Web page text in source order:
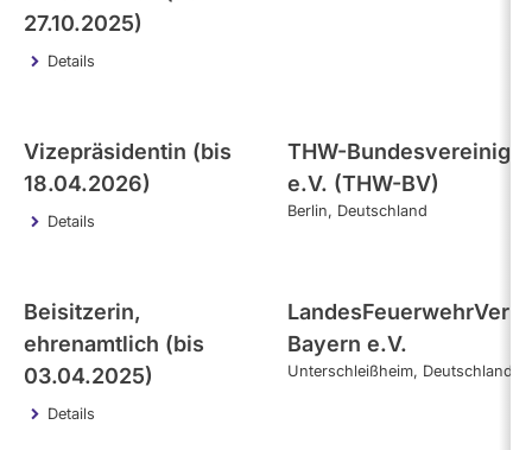
27.10.2025)
Details
Vizepräsidentin (bis
18.04.2026)
Details
THW-
e.V. (THW-BV)
Berlin Deutschland
Beisitzerin,
ehrenamtlich (bis
03.04.2025)
Details
Bayern e.V.
Unterschleißheim Deutschland